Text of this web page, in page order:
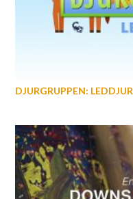
DJURGRUPPEN: LEDDJUR